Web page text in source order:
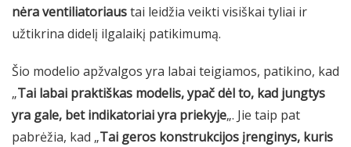
nėra ventiliatoriaustai leidžia veikti visiškai tyliai ir
užtikrina didelį ilgalaikį patikimumą.
Šio modelio apžvalgos yra labai teigiamos, patikino, kad
„Tai labai praktiškas modelis, ypač dėl to, kad jungtys
yra gale, bet indikatoriai yra priekyje„. Jie taip pat
pabrėžia, kad „Tai geros konstrukcijos įrenginys, kuris